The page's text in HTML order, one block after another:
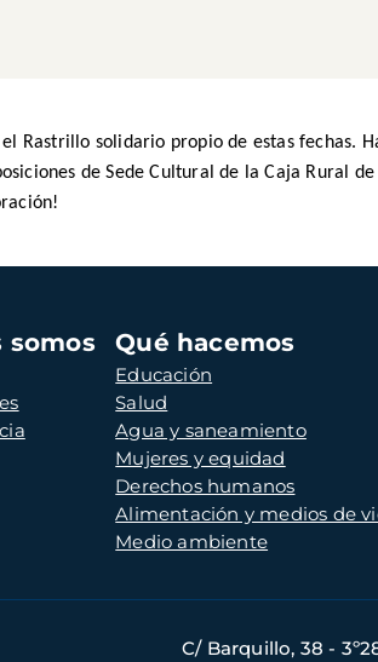
Rastrillo solidario propio de estas fechas.
de Sede Cultural de la Caja Rural
somos Qué hacemos
Educación
Salud
Agua y saneamiento
Mujeres y equidad
Derechos humanos
Alimentación y medios de
Medio ambiente
C/ Barquillo, 38 -